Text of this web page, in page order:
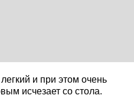
и при этом очень
исчезает со стола.